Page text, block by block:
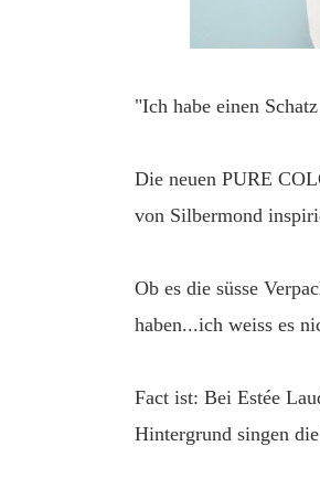
"Ich habe einen
Die neuen PURE
von Silbermond
Ob es die süsse
haben...ich weiss es
Fact ist: Bei Estée
Hintergrund singen